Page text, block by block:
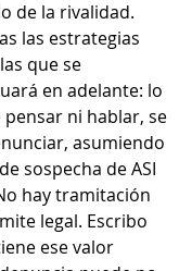
de la rivalidad.
las estrategias
que se
en adelante: lo
ni hablar, se
asumiendo
sospecha de ASI
hay tramitación
legal. Escribo
ese valor